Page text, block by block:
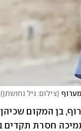
(צילום: גיל נחושתן)